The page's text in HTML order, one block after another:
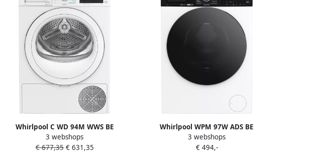
Whirlpool C WD 94M WWS BE
Wasdroger AdaptiveDry 9kg
warmtepompdroger
3 webshops
€ 677,35€ 631,35
Whirlpool WPM 97W ADS BE
wasmachine Voorbelading 9 kg 1351
RPM Wit
3 webshops
€ 494,-